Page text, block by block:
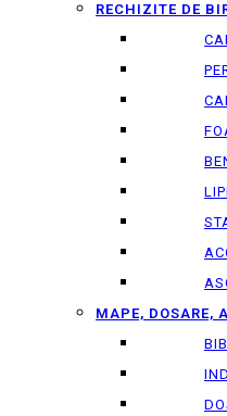
RECHIZITE DE
MAPE, DOSARE,